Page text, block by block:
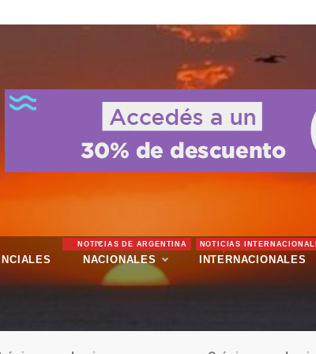
NACIONALES
NOTICIAS DE ARGENTINA
INTERNACIONALES
NOTICIAS